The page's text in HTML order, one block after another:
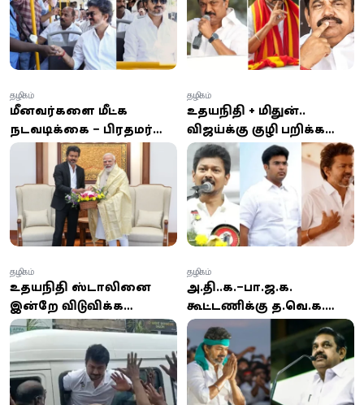
தகவல்!
மீனவர்களை மீட்க
நடவடிக்கை – பிரதமர்
மோடியிடம் முதல்-
அமைச்சர் விஜய் வைத்த
முக்கிய கோரிக்கைகள்
தமிழகம்
உதயநிதி + மிதுன்..
விஜய்க்கு குழி பறிக்க
“இணைந்த கைகள்”
திமுகவின் லெட்டர் எடப்பாடி
கையில்?
தமிழகம்
உதயநிதி ஸ்டாலினை
இன்றே விடுவிக்க
சென்னை உயர்
நீதிமன்றம் அதிரடி
உத்தரவு!
தமிழகம்
அ.தி.மு.க.–பா.ஜ.க.
கூட்டணிக்கு த.வெ.க.
வருமா? விஜய்யின்
முடிவுக்காக காத்திருக்கும்
தமிழக அரசியல்
தமிழகம்